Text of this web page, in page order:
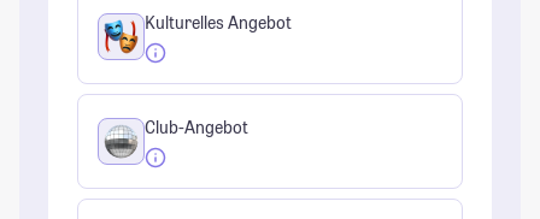
Kulturelles Angebot
Club-Angebot